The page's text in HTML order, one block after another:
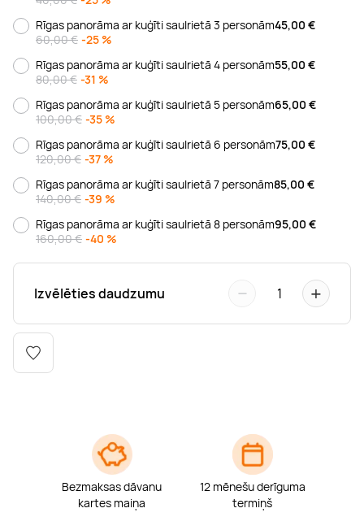
Kērlings
Kikbokss
Vindsērfings
Kaitbords
Deju nodarbības
Deguna un Nabas pīrsings
Ausu caurduršana
Rīgas panorāma ar kuģīti saulrietā 3 personām45,00 €
60,00 € -25 %
Rīgas panorāma ar kuģīti saulrietā 4 personām55,00 €
80,00 € -31 %
Rīgas panorāma ar kuģīti saulrietā 5 personām65,00 €
100,00 € -35 %
Rīgas panorāma ar kuģīti saulrietā 6 personām75,00 €
120,00 € -37 %
Rīgas panorāma ar kuģīti saulrietā 7 personām85,00 €
140,00 € -39 %
Rīgas panorāma ar kuģīti saulrietā 8 personām95,00 €
160,00 € -40 %
Izvēlēties daudzumu − 1 +
Bezmaksas dāvanu
kartes maiņa
12 mēnešu derīguma
termiņš